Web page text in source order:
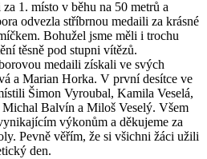
1. místo v běhu na 50 metrů a
odvezla stříbrnou medaili za krásné
Bohužel jsme měli i trochu
těsně pod stupni vítězů.
medaili získali ve svých
a Marian Horka. V první desítce ve
Šimon Vyroubal, Kamila Veselá,
Balvín a Miloš Veselý. Všem
výkonům a děkujeme za
Pevně věřím, že si všichni žáci užili
den.